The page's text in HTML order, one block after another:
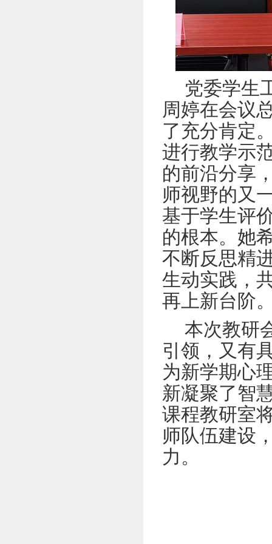
党委学生
周婷在会议
了充分肯定
进行教学示
的前沿分享
师视野的又
基于学生评
的根本。她
不断反思精
生动实践，
再上新台阶
本次教研
引领，又有
为新学期心
新凝聚了智
课程教研室
师队伍建设
力。